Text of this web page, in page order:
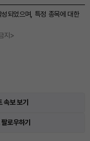
되었으며, 특정 종목에 대한
지>
속보 보기
로우하기